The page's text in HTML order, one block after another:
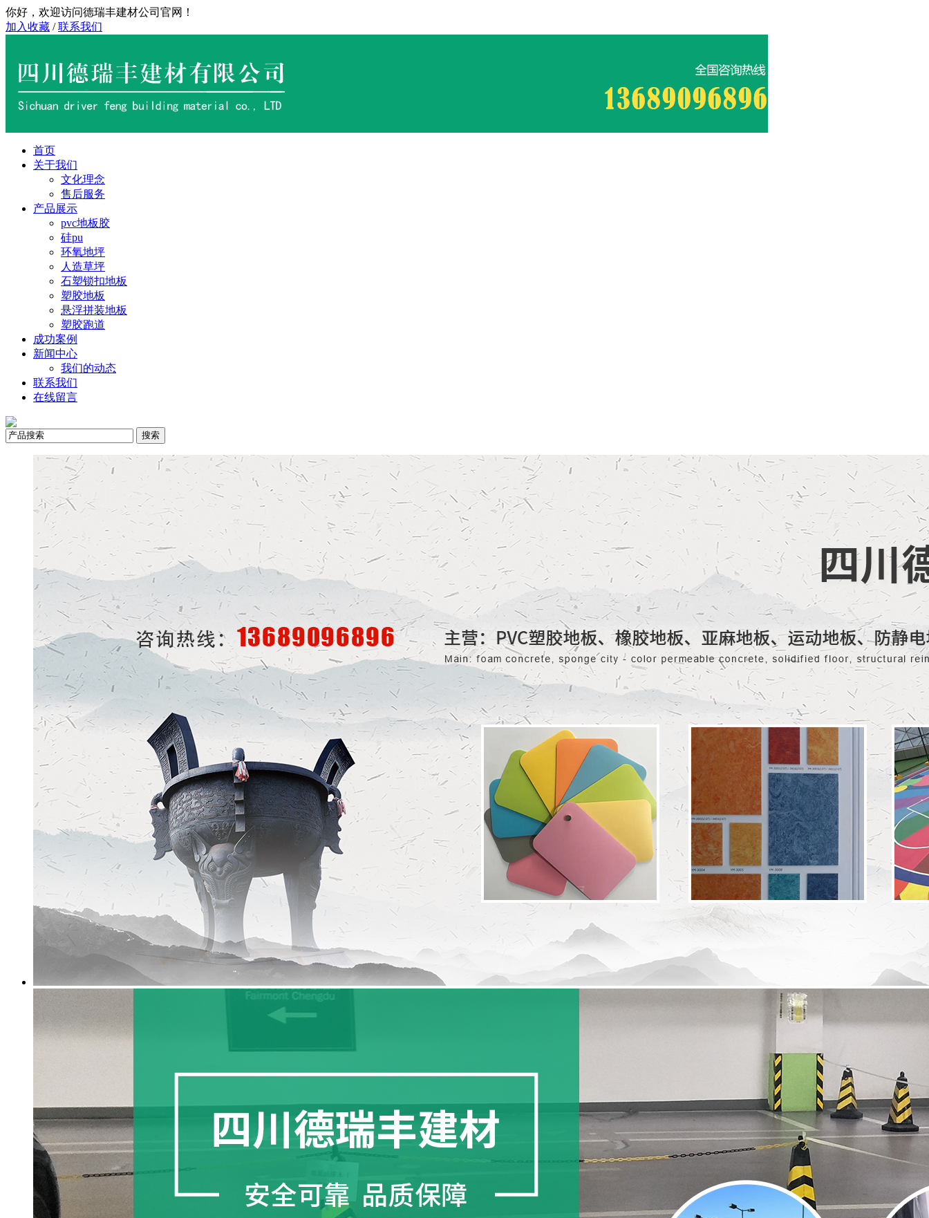
你好，欢迎访问德瑞丰建材公司官网！
加入收藏 /联系我们
首页
关于我们
文化理念
售后服务
产品展示
pvc地板胶
硅pu
环氧地坪
人造草坪
石塑锁扣地板
塑胶地板
悬浮拼装地板
塑胶跑道
成功案例
新闻中心
我们的动态
联系我们
在线留言